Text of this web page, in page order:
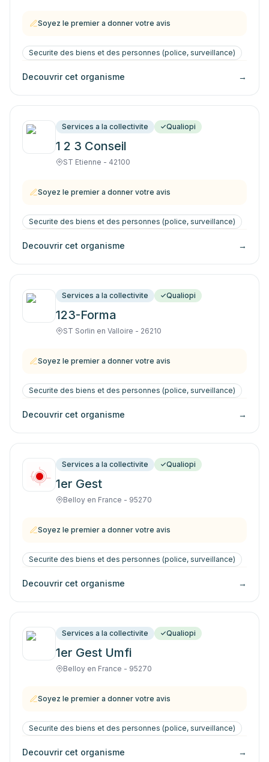
Soyez le premier a donner votre avis
Securite des biens et des personnes (police, surveillance)
Decouvrir cet organisme →
Services a la collectivite Qualiopi
1 2 3 Conseil
ST Etienne - 42100
Soyez le premier a donner votre avis
Securite des biens et des personnes (police, surveillance)
Decouvrir cet organisme →
Services a la collectivite Qualiopi
123-Forma
ST Sorlin en Valloire - 26210
Soyez le premier a donner votre avis
Securite des biens et des personnes (police, surveillance)
Decouvrir cet organisme →
Services a la collectivite Qualiopi
1er Gest
Belloy en France - 95270
Soyez le premier a donner votre avis
Securite des biens et des personnes (police, surveillance)
Decouvrir cet organisme →
Services a la collectivite Qualiopi
1er Gest Umfi
Belloy en France - 95270
Soyez le premier a donner votre avis
Securite des biens et des personnes (police, surveillance)
Decouvrir cet organisme →